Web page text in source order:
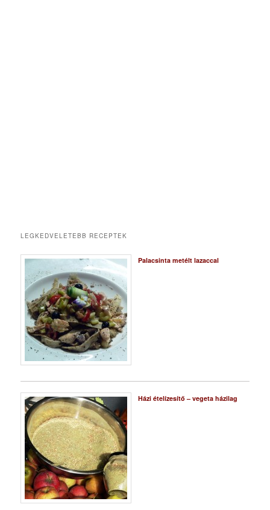
LEGKEDVELETEBB RECEPTEK
Palacsinta metélt lazaccal
Házi ételízesítő – vegeta házilag